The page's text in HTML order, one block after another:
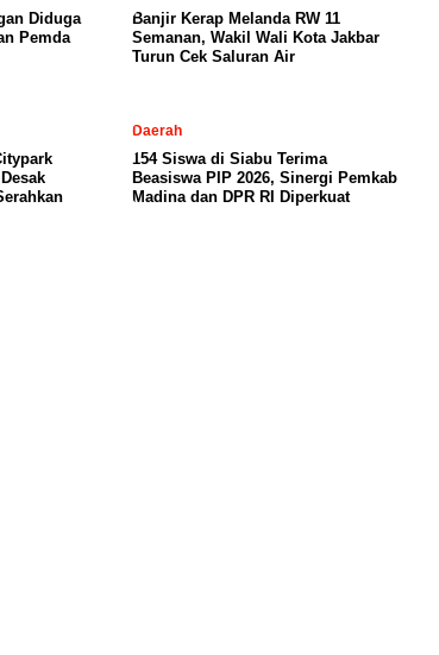
Diduga
Pemda
Banjir Kerap Melanda RW 11
Semanan, Wakil Wali Kota Jakbar
Turun Cek Saluran Air
Daerah
154 Siswa di Siabu Terima
Beasiswa PIP 2026, Sinergi Pemkab
Madina dan DPR RI Diperkuat